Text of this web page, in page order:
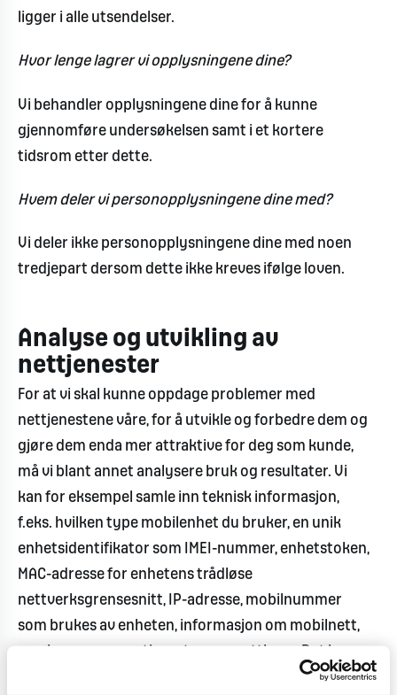
ligger i alle utsendelser.
Hvor lenge lagrer vi opplysningene dine?
Vi behandler opplysningene dine for å kunne
gjennomføre undersøkelsen samt i et kortere
tidsrom etter dette.
Hvem deler vi personopplysningene dine med?
Vi deler ikke personopplysningene dine med noen
tredjepart dersom dette ikke kreves ifølge loven.
Analyse og utvikling av
nettjenester
For at vi skal kunne oppdage problemer med
nettjenestene våre, for å utvikle og forbedre dem og
gjøre dem enda mer attraktive for deg som kunde,
må vi blant annet analysere bruk og resultater. Vi
kan for eksempel samle inn teknisk informasjon,
f.eks. hvilken type mobilenhet du bruker, en unik
enhetsidentifikator som IMEI-nummer, enhetstoken,
MAC-adresse for enhetens trådløse
nettverksgrensesnitt, IP-adresse, mobilnummer
som brukes av enheten, informasjon om mobilnett,